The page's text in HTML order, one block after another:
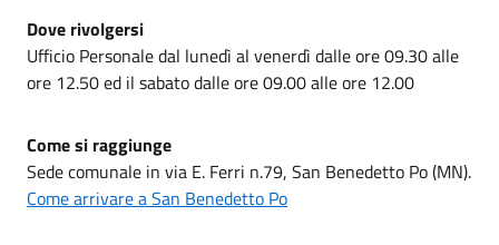
Dove rivolgersi
Ufficio Personale dal lunedì al venerdì dalle ore 09.30 alle
ore 12.50 ed il sabato dalle ore 09.00 alle ore 12.00
Come si raggiunge
Sede comunale in via E. Ferri n.79, San Benedetto Po (MN).
Come arrivare a San Benedetto Po